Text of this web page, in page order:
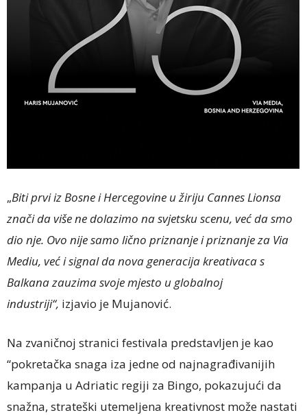
„Biti prvi iz Bosne i Hercegovine u žiriju Cannes Lionsa
znači da više ne dolazimo na svjetsku scenu, već da smo
dio nje. Ovo nije samo lično priznanje i priznanje za Via
Mediu, već i signal da nova generacija kreativaca s
Balkana zauzima svoje mjesto u globalnoj
industriji“, izjavio je Mujanović.
Na zvaničnoj stranici festivala predstavljen je kao
“pokretačka snaga iza jedne od najnagrađivanijih
kampanja u Adriatic regiji za Bingo, pokazujući da
snažna, strateški utemeljena kreativnost može nastati